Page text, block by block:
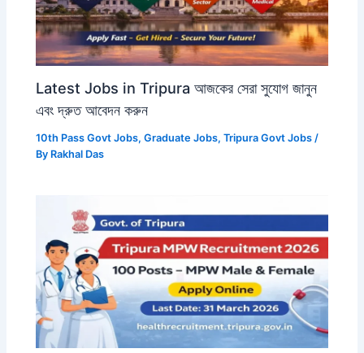
Latest Jobs in Tripura আজকের সেরা সুযোগ জানুন
এবং দ্রুত আবেদন করুন
10th Pass Govt Jobs,Graduate Jobs,Tripura Govt Jobs /
By Rakhal Das